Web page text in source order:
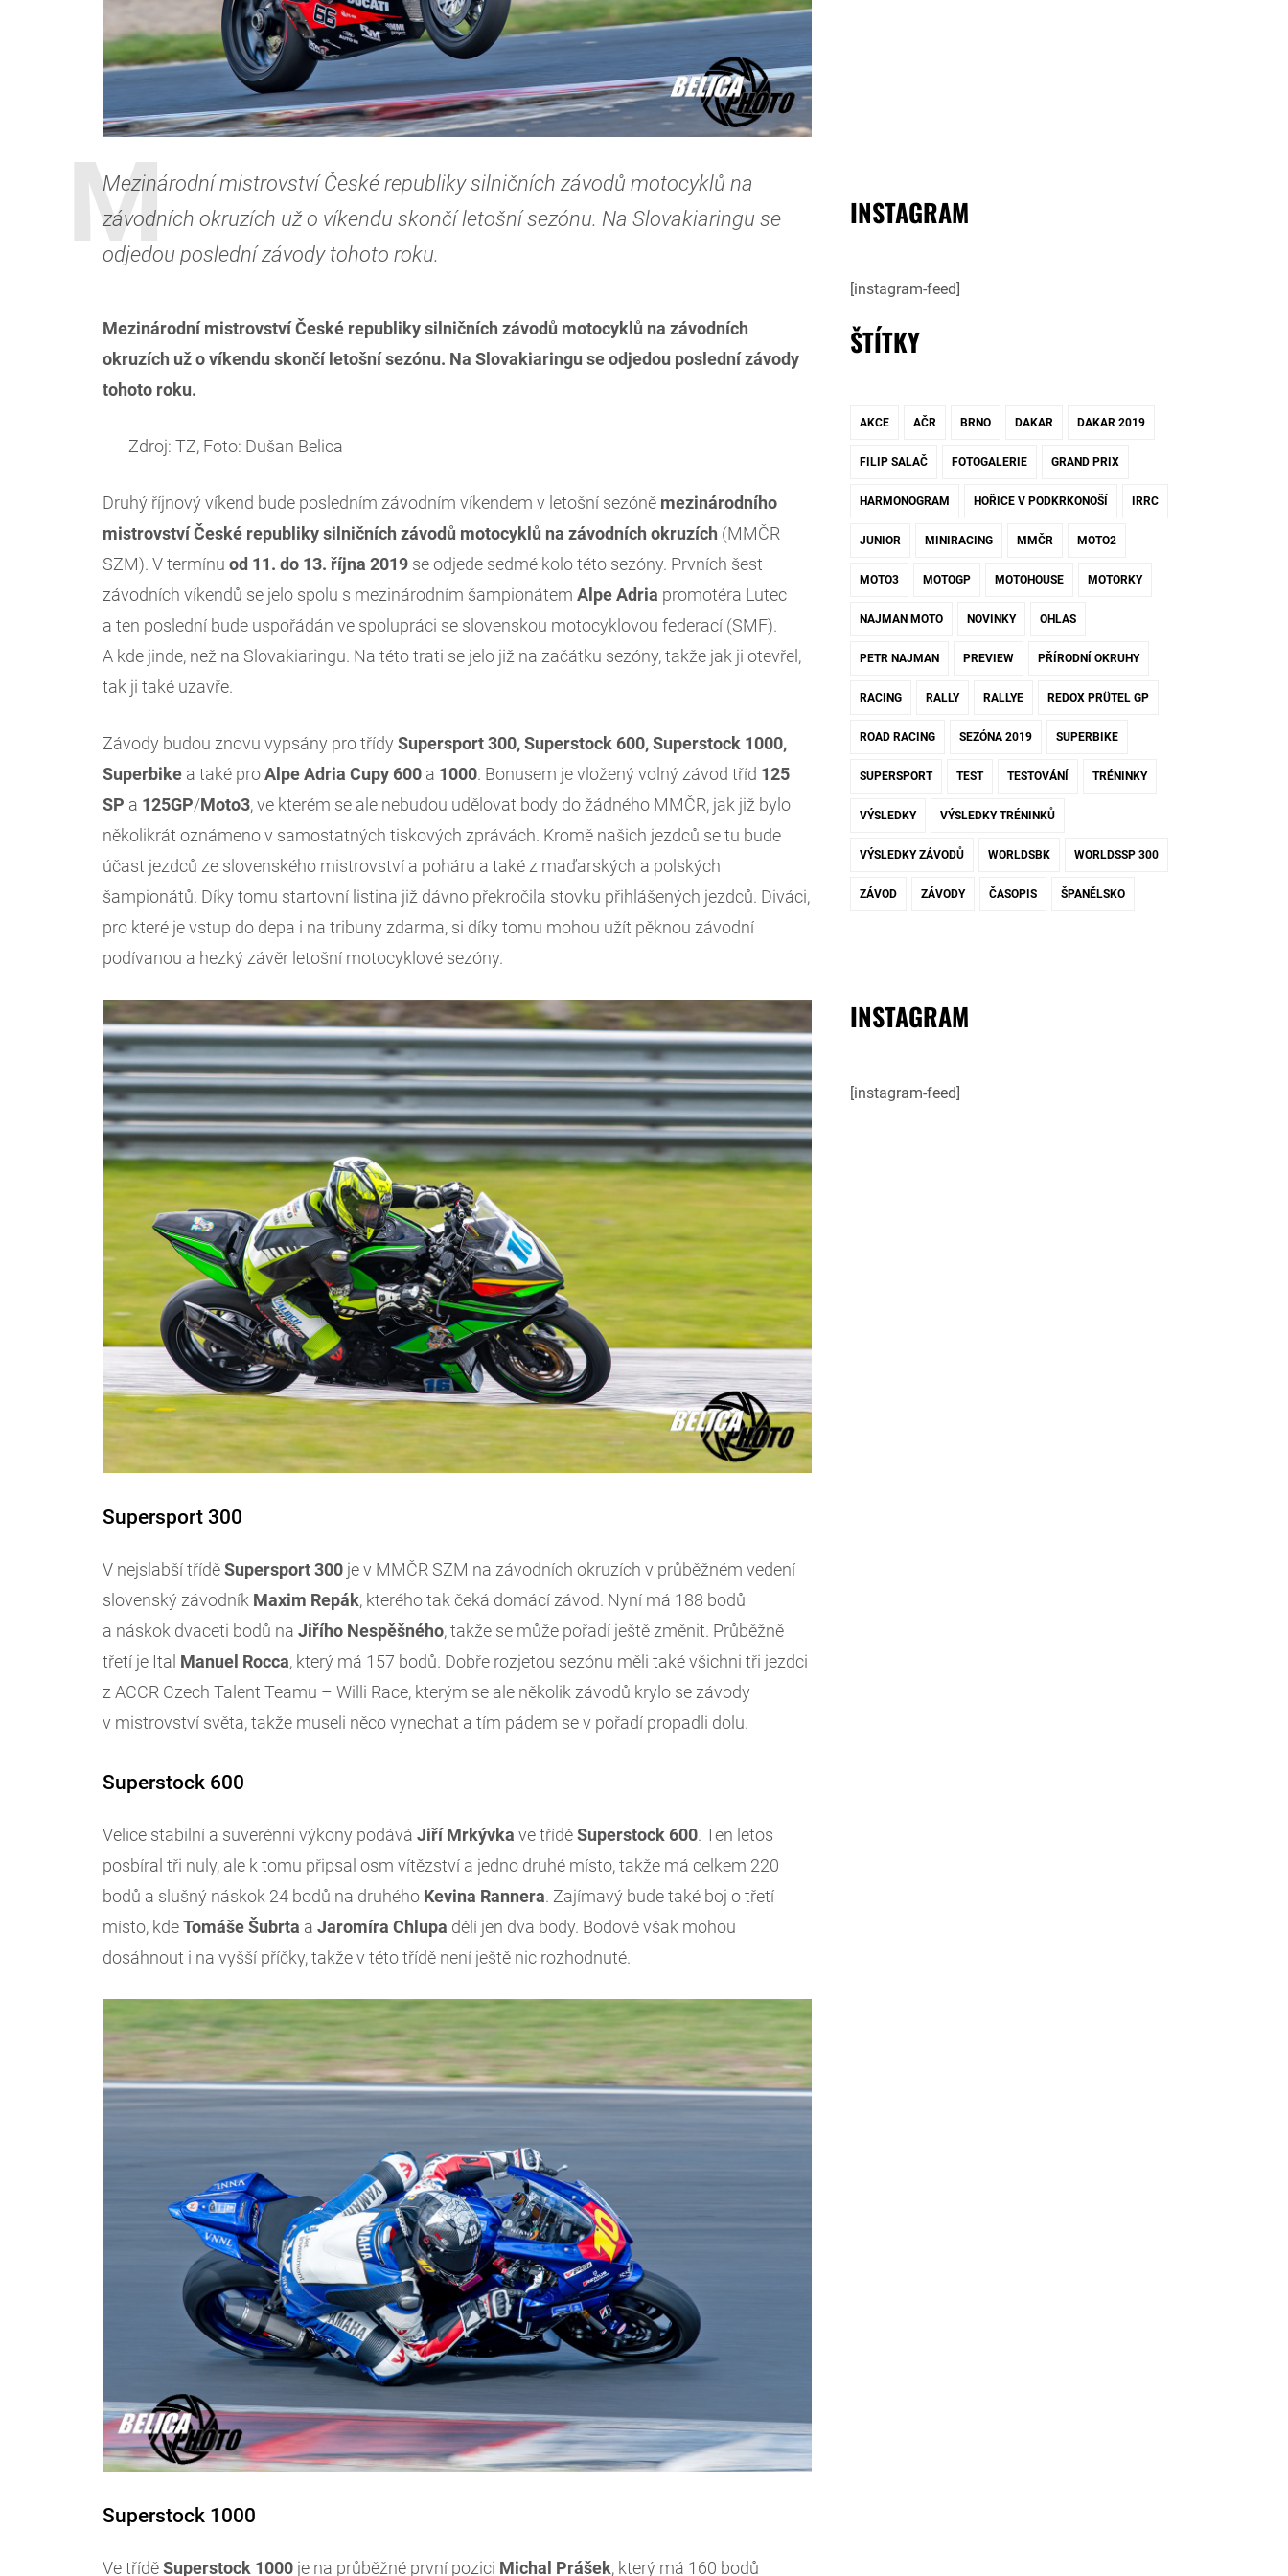
Mezinárodní mistrovství České republiky silničních závodů motocyklů na
závodních okruzích už o víkendu skončí letošní sezónu. Na Slovakiaringu se
odjedou poslední závody tohoto roku.
Mezinárodní mistrovství České republiky silničních závodů motocyklů na závodních
okruzích už o víkendu skončí letošní sezónu. Na Slovakiaringu se odjedou poslední závody
tohoto roku.
Zdroj: TZ, Foto: Dušan Belica
Druhý říjnový víkend bude posledním závodním víkendem v letošní sezóně mezinárodního
mistrovství České republiky silničních závodů motocyklů na závodních okruzích (MMČR
SZM). V termínu od 11. do 13. října 2019 se odjede sedmé kolo této sezóny. Prvních šest
závodních víkendů se jelo spolu s mezinárodním šampionátem Alpe Adria promotéra Lutec
a ten poslední bude uspořádán ve spolupráci se slovenskou motocyklovou federací (SMF).
A kde jinde, než na Slovakiaringu. Na této trati se jelo již na začátku sezóny, takže jak ji otevřel,
tak ji také uzavře.
Závody budou znovu vypsány pro třídy Supersport 300, Superstock 600, Superstock 1000,
Superbike a také proAlpeAdria Cupy 600 a 1000. Bonusem je vložený volný závod tříd 125
SP a 125GP/Moto3, ve kterém se ale nebudou udělovat body do žádného MMČR, jak již bylo
několikrát oznámeno v samostatných tiskových zprávách. Kromě našich jezdců se tu bude
účast jezdců ze slovenského mistrovství a poháru a také z maďarských a polských
šampionátů. Díky tomu startovní listina již dávno překročila stovku přihlášených jezdců. Diváci,
pro které je vstup do depa i na tribuny zdarma, si díky tomu mohou užít pěknou závodní
podívanou a hezký závěr letošní motocyklové sezóny.
Supersport 300
V nejslabší tříděSupersport 300 je v MMČR SZM na závodních okruzích v průběžném vedení
slovenský závodník Maxim Repák, kterého tak čeká domácí závod. Nyní má 188 bodů
a náskok dvaceti bodů na Jiřího Nespěšného, takže se může pořadí ještě změnit. Průběžně
třetí je Ital Manuel Rocca, který má 157 bodů. Dobře rozjetou sezónu měli také všichni tři jezdci
z ACCR Czech Talent Teamu – Willi Race, kterým se ale několik závodů krylo se závody
v mistrovství světa, takže museli něco vynechat a tím pádem se v pořadí propadli dolu.
Superstock 600
Velice stabilní a suverénní výkony podává Jiří Mrkývka ve tříděSuperstock 600. Ten letos
posbíral tři nuly, ale k tomu připsal osm vítězství a jedno druhé místo, takže má celkem 220
bodů a slušný náskok 24 bodů na druhého Kevina Rannera. Zajímavý bude také boj o třetí
místo, kdeTomášeŠubrta a Jaromíra Chlupa dělí jen dva body. Bodově však mohou
dosáhnout i na vyšší příčky, takže v této třídě není ještě nic rozhodnuté.
Superstock 1000
Ve tříděSuperstock 1000 je na průběžné první pozici Michal Prášek, který má 160 bodů
INSTAGRAM
[instagram-feed]
ŠTÍTKY
AKCE AČR BRNO DAKAR DAKAR 2019
FILIP SALAČ FOTOGALERIE GRAND PRIX
HARMONOGRAM HOŘICE V PODKRKONOŠÍ IRRC
JUNIOR MINIRACING MMČR MOTO2
MOTO3 MOTOGP MOTOHOUSE MOTORKY
NAJMAN MOTO NOVINKY OHLAS
PETR NAJMAN PREVIEW PŘÍRODNÍ OKRUHY
RACING RALLY RALLYE REDOX PRÜTEL GP
ROAD RACING SEZÓNA 2019 SUPERBIKE
SUPERSPORT TEST TESTOVÁNÍ TRÉNINKY
VÝSLEDKY VÝSLEDKY TRÉNINKŮ
VÝSLEDKY ZÁVODŮ WORLDSBK WORLDSSP 300
ZÁVOD ZÁVODY ČASOPIS ŠPANĚLSKO
INSTAGRAM
[instagram-feed]